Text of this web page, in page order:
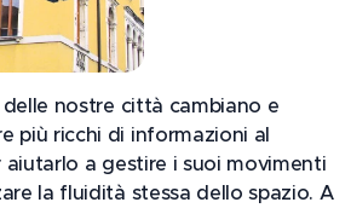
delle nostre città cambiano e
più ricchi di informazioni al
aiutarlo a gestire i suoi movimenti
la fluidità stessa dello spazio. A